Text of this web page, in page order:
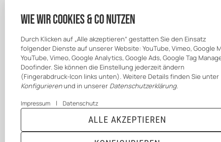
Wie wir Cookies & Co nutzen
Durch Klicken auf „Alle akzeptieren“ gestatten Sie den Einsatz
folgender Dienste auf unserer Website: YouTube, Vimeo, Google
YouTube, Vimeo, Google Analytics, Google Ads, Google Tag
Doofinder. Sie können die Einstellung jederzeit ändern
(Fingerabdruck-Icon links unten). Weitere Details finden Sie unter
Konfigurierenund in unserer Datenschutzerklärung.
Impressum | Datenschutz
ALLE AKZEPTIEREN